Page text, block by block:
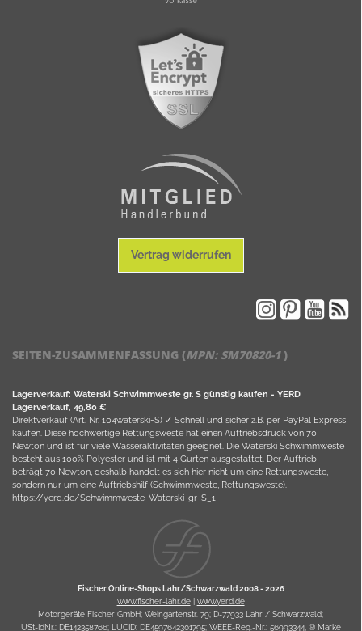
Vertrag widerrufen
SEITEN-ZUSAMMENFASSUNG (MPN: SM70820-1)
Lagerverkauf: Waterski Schwimmweste gr. S günstig kaufen - YERD
Lagerverkauf, 49,80 €
Direktverkauf (Art. Nr. 104waterski-S) ✓ Schnell und sicher z.B. per PayPal Express
kaufen. Diese hochwertige Rettungsweste hat einen Auftriebsdruck von 70
Newton und ist für viele Wasseraktivitäten geeignet. Die Waterski Schwimmweste
besteht aus 100% Polyester und ist mit 4 Gurten ausgestattet. Der Auftrieb
beträgt 70 Newton, deshalb handelt es sich hier nicht um eine Rettungsweste,
sondern nur um eine Auftriebshilf (Schwimmweste, Rettungsweste).
https://yerd.de/Schwimmweste-Waterski-gr-S_1
Fischer Online-Shops Lahr/Schwarzwald 2008 -2026
www.fischer-lahr.de| www.yerd.de
Motorgeräte Fischer GmbH; Weingartenstr. 79; D-77933 Lahr / Schwarzwald;
USt-IdNr.: DE142358766; LUCID: DE4597642301795; WEEE-Reg.-Nr.: 56993344, ® Marke